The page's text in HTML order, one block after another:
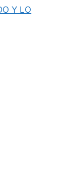
Y LO